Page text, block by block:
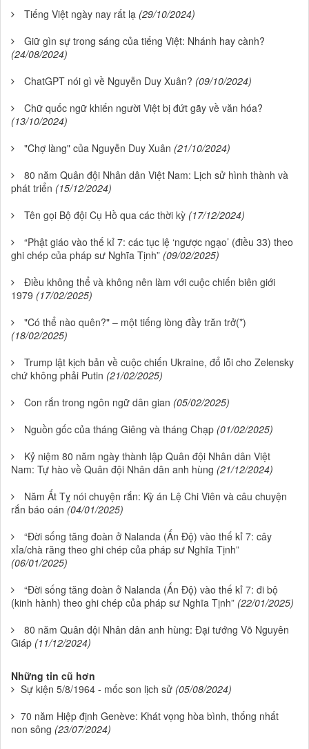
Tiếng Việt ngày nay rất lạ (29/10/2024)
Giữ gìn sự trong sáng của tiếng Việt: Nhánh hay cành?
(24/08/2024)
ChatGPT nói gì về Nguyễn Duy Xuân? (09/10/2024)
Chữ quốc ngữ khiến người Việt bị đứt gãy về văn hóa?
(13/10/2024)
"Chợ làng" của Nguyễn Duy Xuân (21/10/2024)
80 năm Quân đội Nhân dân Việt Nam: Lịch sử hình thành và
phát triển (15/12/2024)
Tên gọi Bộ đội Cụ Hồ qua các thời kỳ (17/12/2024)
“Phật giáo vào thế kỉ 7: các tục lệ ‘ngược ngạo’ (điều 33) theo
ghi chép của pháp sư Nghĩa Tịnh” (09/02/2025)
Điều không thể và không nên làm với cuộc chiến biên giới
1979 (17/02/2025)
"Có thể nào quên?" – một tiếng lòng đầy trăn trở(*)
(18/02/2025)
Trump lật kịch bản về cuộc chiến Ukraine, đổ lỗi cho Zelensky
chứ không phải Putin (21/02/2025)
Con rắn trong ngôn ngữ dân gian (05/02/2025)
Nguồn gốc của tháng Giêng và tháng Chạp (01/02/2025)
Kỷ niệm 80 năm ngày thành lập Quân đội Nhân dân Việt
Nam: Tự hào về Quân đội Nhân dân anh hùng (21/12/2024)
Năm Ất Tỵ nói chuyện rắn: Kỳ án Lệ Chi Viên và câu chuyện
rắn báo oán (04/01/2025)
“Đời sống tăng đoàn ở Nalanda (Ấn Độ) vào thế kỉ 7: cây
xỉa/chà răng theo ghi chép của pháp sư Nghĩa Tịnh”
(06/01/2025)
“Đời sống tăng đoàn ở Nalanda (Ấn Độ) vào thế kỉ 7: đi bộ
(kinh hành) theo ghi chép của pháp sư Nghĩa Tịnh” (22/01/2025)
80 năm Quân đội Nhân dân anh hùng: Đại tướng Võ Nguyên
Giáp (11/12/2024)
Những tin cũ hơn
Sự kiện 5/8/1964 - mốc son lịch sử (05/08/2024)
70 năm Hiệp định Genève: Khát vọng hòa bình, thống nhất
non sông (23/07/2024)